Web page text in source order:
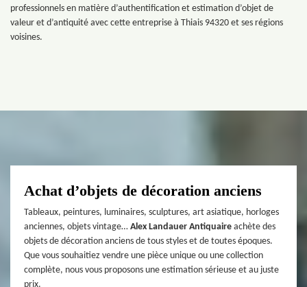
professionnels en matière d’authentification et estimation d’objet de
valeur et d’antiquité avec cette entreprise à Thiais 94320 et ses régions
voisines.
Achat d’objets de décoration anciens
Tableaux, peintures, luminaires, sculptures, art asiatique, horloges
anciennes, objets vintage… Alex Landauer Antiquaire achète des
objets de décoration anciens de tous styles et de toutes époques.
Que vous souhaitiez vendre une pièce unique ou une collection
complète, nous vous proposons une estimation sérieuse et au juste
prix.